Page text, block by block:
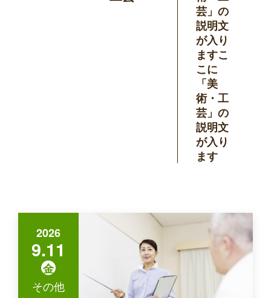
芸」の
説明文
が入り
ますこ
こに
「美
術・工
芸」の
説明文
が入り
ます
2026
9.11
金
その他